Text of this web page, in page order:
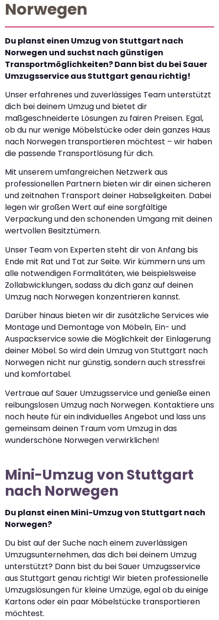
Norwegen
Du planst einen Umzug von Stuttgart nach
Norwegen und suchst nach günstigen
Transportmöglichkeiten? Dann bist du bei Sauer
Umzugsservice aus Stuttgart genau richtig!
Unser erfahrenes und zuverlässiges Team unterstützt
dich bei deinem Umzug und bietet dir
maßgeschneiderte Lösungen zu fairen Preisen. Egal,
ob du nur wenige Möbelstücke oder dein ganzes Haus
nach Norwegen transportieren möchtest – wir haben
die passende Transportlösung für dich.
Mit unserem umfangreichen Netzwerk aus
professionellen Partnern bieten wir dir einen sicheren
und zeitnahen Transport deiner Habseligkeiten. Dabei
legen wir großen Wert auf eine sorgfältige
Verpackung und den schonenden Umgang mit deinen
wertvollen Besitztümern.
Unser Team von Experten steht dir von Anfang bis
Ende mit Rat und Tat zur Seite. Wir kümmern uns um
alle notwendigen Formalitäten, wie beispielsweise
Zollabwicklungen, sodass du dich ganz auf deinen
Umzug nach Norwegen konzentrieren kannst.
Darüber hinaus bieten wir dir zusätzliche Services wie
Montage und Demontage von Möbeln, Ein- und
Auspackservice sowie die Möglichkeit der Einlagerung
deiner Möbel. So wird dein Umzug von Stuttgart nach
Norwegen nicht nur günstig, sondern auch stressfrei
und komfortabel.
Vertraue auf Sauer Umzugsservice und genieße einen
reibungslosen Umzug nach Norwegen. Kontaktiere uns
noch heute für ein individuelles Angebot und lass uns
gemeinsam deinen Traum vom Umzug in das
wunderschöne Norwegen verwirklichen!
Mini-Umzug von Stuttgart
nach Norwegen
Du planst einen Mini-Umzug von Stuttgart nach
Norwegen?
Du bist auf der Suche nach einem zuverlässigen
Umzugsunternehmen, das dich bei deinem Umzug
unterstützt? Dann bist du bei Sauer Umzugsservice
aus Stuttgart genau richtig! Wir bieten professionelle
Umzugslösungen für kleine Umzüge, egal ob du einige
Kartons oder ein paar Möbelstücke transportieren
möchtest.